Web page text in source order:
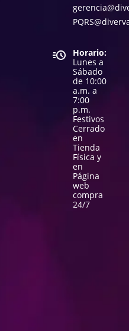
Horario:
Lunes a
Sábado
de 10:00
a.m. a
7:00
p.m.
Festivos
Cerrado
en
Tienda
Física y
en
Página
web
compra
24/7